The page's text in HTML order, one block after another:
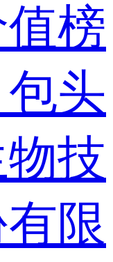
榜
头
技
限